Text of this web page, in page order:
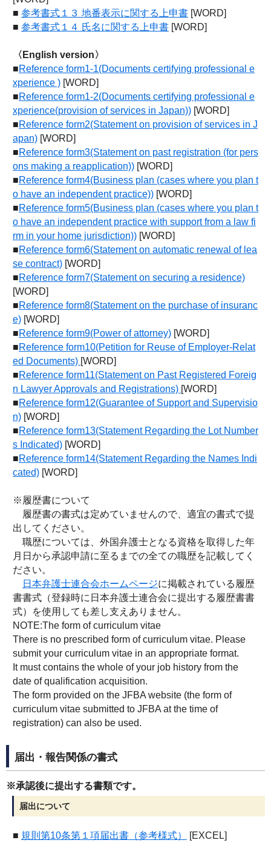
■ 参考書式１３ 地番表示に関する上申書 [WORD]
■ 参考書式１４ 氏名に関する上申書 [WORD]
〈English version〉
■Reference form1-1(Documents certifying professional e
xperience ) [WORD]
■Reference form1-2(Documents certifying professional e
xperience(provision of services in Japan)) [WORD]
■Reference form2(Statement on provision of services in J
apan) [WORD]
■Reference form3(Statement on past registration (for pers
ons making a reapplication)) [WORD]
■Reference form4(Business plan (cases where you plan t
o have an independent practice)) [WORD]
■Reference form5(Business plan (cases where you plan t
o have an independent practice with support from a law fi
rm in your home jurisdiction)) [WORD]
■Reference form6(Statement on automatic renewal of lea
se contract) [WORD]
■Reference form7(Statement on securing a residence)
[WORD]
■Reference form8(Statement on the purchase of insuranc
e) [WORD]
■Reference form9(Power of attorney) [WORD]
■Reference form10(Petition for Reuse of Employer-Relat
ed Documents) [WORD]
■Reference form11(Statement on Past Registered Foreig
n Lawyer Approvals and Registrations) [WORD]
■Reference form12(Guarantee of Support and Supervisio
n) [WORD]
■Reference form13(Statement Regarding the Lot Number
s Indicated) [WORD]
■Reference form14(Statement Regarding the Names Indi
cated) [WORD]
※履歴書について
履歴書の書式は定めていませんので、適宜の書式で提
出してください。
職歴については、外国弁護士となる資格を取得した年
月日から承認申請に至るまでの全ての職歴を記載してく
ださい。
日本弁護士連合会ホームページに掲載されている履歴
書書式（登録時に日本弁護士連合会に提出する履歴書書
式）を使用しても差し支えありません。
NOTE:The form of curriculum vitae
There is no prescribed form of curriculum vitae. Please
submit your curriculum vitae in an appropriate format.
It must contains the whole of your job history from the
date of qualification acquisition.
The form provided on the JFBA website (the form of
curriculum vitae submitted to JFBA at the time of
registration) can also be used.
届出・報告関係の書式
※承認後に提出する書類です。
届出について
■ 規則第10条第１項届出書（参考様式）
[EXCEL]